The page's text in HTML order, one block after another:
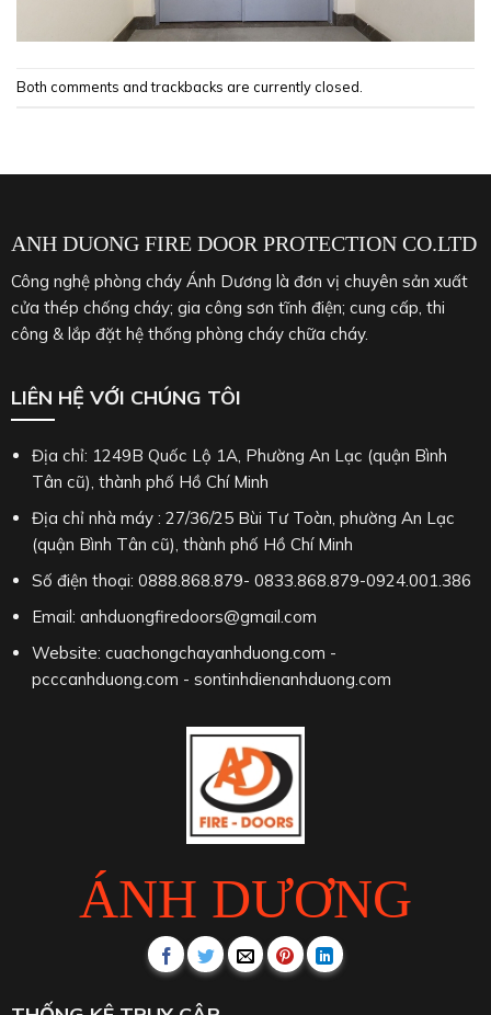
Both comments and trackbacks are currently closed.
ANH DUONG FIRE DOOR PROTECTION CO.LTD
Công nghệ phòng cháy Ánh Dương là đơn vị chuyên sản xuất
cửa thép chống cháy; gia công sơn tĩnh điện; cung cấp, thi
công & lắp đặt hệ thống phòng cháy chữa cháy.
ÁNH DƯƠNG
LIÊN HỆ VỚI CHÚNG TÔI
Địa chỉ: 1249B Quốc Lộ 1A, Phường An Lạc (quận Bình
Tân cũ), thành phố Hồ Chí Minh
Địa chỉ nhà máy : 27/36/25 Bùi Tư Toàn, phường An Lạc
(quận Bình Tân cũ), thành phố Hồ Chí Minh
Số điện thoại: 0888.868.879- 0833.868.879-0924.001.386
Email: anhduongfiredoors@gmail.com
Website: cuachongchayanhduong.com -
pcccanhduong.com - sontinhdienanhduong.com